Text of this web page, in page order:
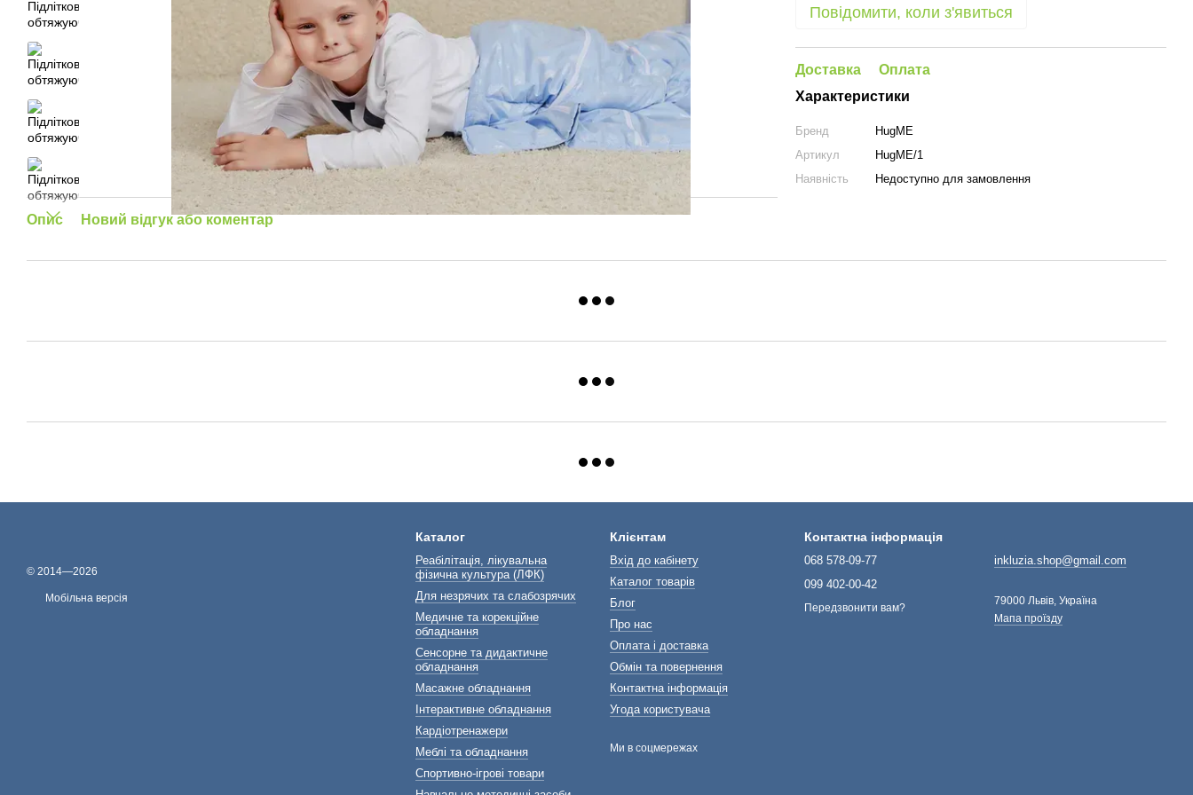
Опис Новий відгук або коментар
Повідомити, коли з'явиться
Доставка
Оплата
Характеристики
Бренд
HugME
Артикул
HugME/1
Наявність
Недоступно для замовлення
© 2014—2026
Мобільна версія
Каталог
Реабілітація, лікувальна
фізична культура (ЛФК)
Для незрячих та слабозрячих
Медичне та корекційне
обладнання
Сенсорне та дидактичне
обладнання
Масажне обладнання
Інтерактивне обладнання
Кардіотренажери
Меблі та обладнання
Спортивно-ігрові товари
Клієнтам
Вхід до кабінету
Каталог товарів
Блог
Про нас
Оплата і доставка
Обмін та повернення
Контактна інформація
Угода користувача
Ми в соцмережах
Контактна інформація
068 578-09-77
099 402-00-42
Передзвонити вам?
inkluzia.shop@gmail.com
79000 Львів, Україна
Мапа проїзду